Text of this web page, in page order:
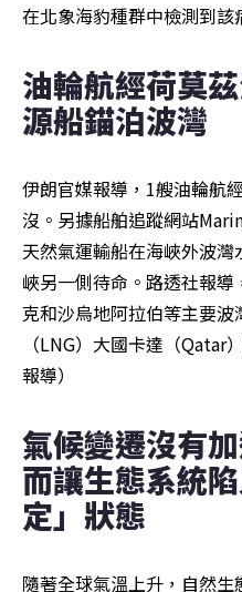
在北象海豹種群中檢測到該
油輪航經荷莫
源船錨泊波灣
伊朗官媒報導，1艘油輪航
沒。另據船舶追蹤網站
天然氣運輸船在海峽外波
峽另一側待命。路透社報
克和沙烏地阿拉伯等主要
（LNG）大國卡達（Qatar
報導）
氣候變遷沒有
而讓生態系統
定」狀態
隨著全球氣溫上升，自然